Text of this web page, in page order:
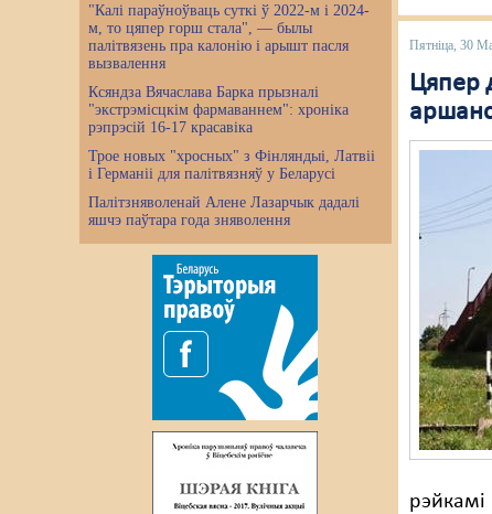
"Калі параўноўваць суткі ў 2022-м і 2024-
м, то цяпер горш стала", — былы
палітвязень пра калонію і арышт пасля
вызвалення
Ксяндза Вячаслава Барка прызналі
"экстрэмісцкім фармаваннем": хроніка
рэпрэсій 16-17 красавіка
Трое новых "хросных" з Фінляндыі, Латвіі
і Германіі для палітвязняў у Беларусі
Палітзняволенай Алене Лазарчык дадалі
яшчэ паўтара года зняволення
Пятніца, 30
Цяпер
рэйкамі